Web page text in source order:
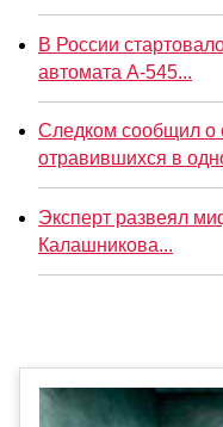
В России
автомата А-545...
Следком сообщил о
отравившихся в
Эксперт развеял
Калашникова...